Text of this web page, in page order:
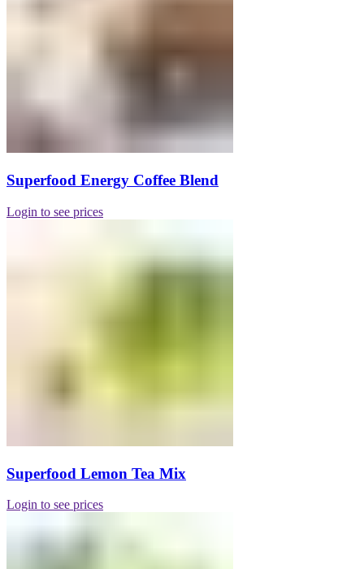
Superfood Energy Coffee Blend
Login to see prices
Superfood Lemon Tea Mix
Login to see prices